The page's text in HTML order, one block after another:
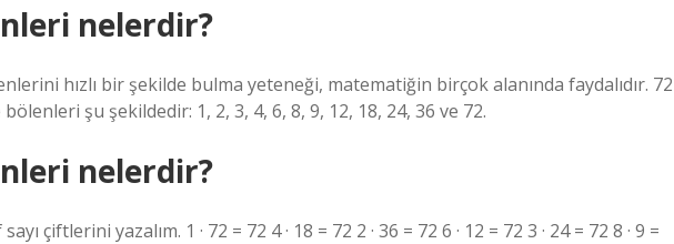
nelerdir?
hızlı bir şekilde bulma yeteneği, matematiğin birçok alanında faydalıdır. 72
bölenleri şu şekildedir: 1, 2, 3, 4, 6, 8, 9, 12, 18, 24, 36 ve 72.
nelerdir?
çiftlerini yazalım. 1 · 72 = 72 4 · 18 = 72 2 · 36 = 72 6 · 12 = 72 3 · 24 = 72 8 · 9 =